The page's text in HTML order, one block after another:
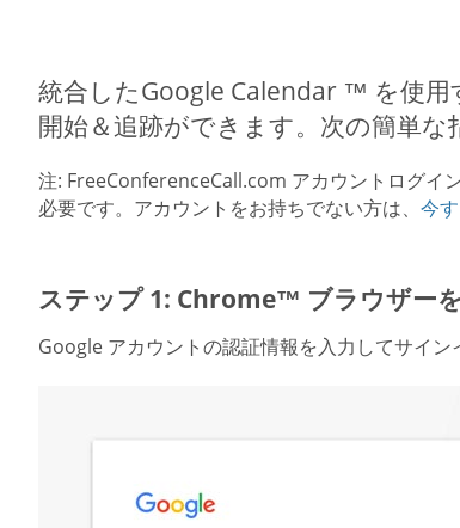
統合したGoogle Calendar ™ を使
開始＆追跡ができます。次の簡単な
注: FreeConferenceCall.com アカウントログイ
必要です。アカウントをお持ちでない方は、 今
ステップ 1: Chrome™ ブラウザー
Google アカウントの認証情報を入力してサイン